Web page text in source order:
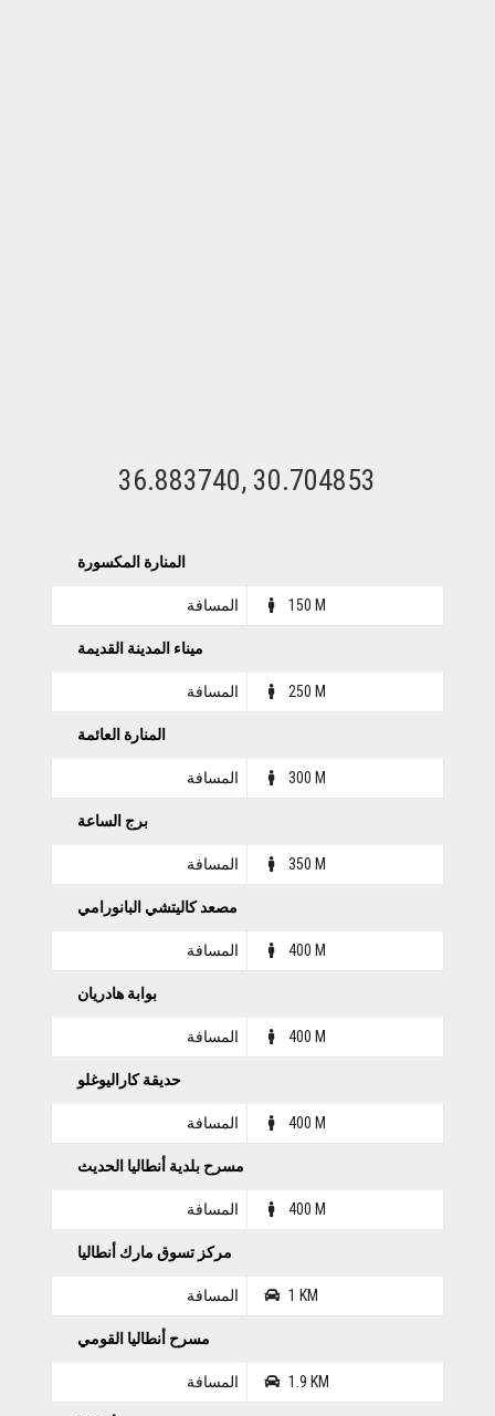
36.883740, 30.704853
المنارة المكسورة
المسافة 150 M
ميناء المدينة القديمة
المسافة 250 M
المنارة العائمة
المسافة 300 M
برج الساعة
المسافة 350 M
مصعد كاليتشي البانورامي
المسافة 400 M
بوابة هادريان
المسافة 400 M
حديقة كاراليوغلو
المسافة 400 M
مسرح بلدية أنطاليا الحديث
المسافة 400 M
مركز تسوق مارك أنطاليا
المسافة 1 KM
مسرح أنطاليا القومي
المسافة 1.9 KM